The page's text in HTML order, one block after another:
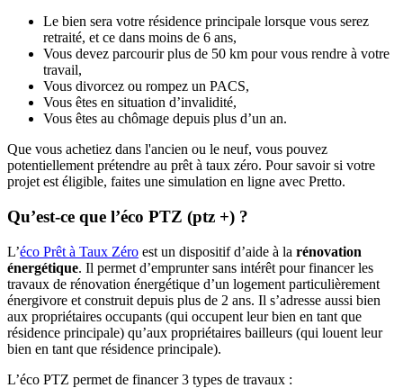
Le bien sera votre résidence principale lorsque vous serez
retraité, et ce dans moins de 6 ans,
Vous devez parcourir plus de 50 km pour vous rendre à votre
travail,
Vous divorcez ou rompez un PACS,
Vous êtes en situation d’invalidité,
Vous êtes au chômage depuis plus d’un an.
Que vous achetiez dans l'ancien ou le neuf, vous pouvez
potentiellement prétendre au prêt à taux zéro. Pour savoir si votre
projet est éligible, faites une simulation en ligne avec Pretto.
Qu’est-ce que l’éco PTZ (ptz +) ?
L’éco Prêt à Taux Zéro est un dispositif d’aide à la rénovation
énergétique. Il permet d’emprunter sans intérêt pour financer les
travaux de rénovation énergétique d’un logement particulièrement
énergivore et construit depuis plus de 2 ans. Il s’adresse aussi bien
aux propriétaires occupants (qui occupent leur bien en tant que
résidence principale) qu’aux propriétaires bailleurs (qui louent leur
bien en tant que résidence principale).
L’éco PTZ permet de financer 3 types de travaux :